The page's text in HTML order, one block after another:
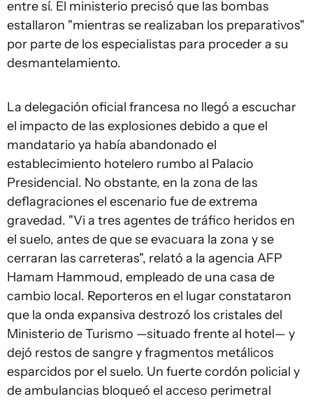
entre sí. El ministerio precisó que las bombas
estallaron "mientras se realizaban los preparativos"
por parte de los especialistas para proceder a su
desmantelamiento.
La delegación oficial francesa no llegó a escuchar
el impacto de las explosiones debido a que el
mandatario ya había abandonado el
establecimiento hotelero rumbo al Palacio
Presidencial. No obstante, en la zona de las
deflagraciones el escenario fue de extrema
gravedad. "Vi a tres agentes de tráfico heridos en
el suelo, antes de que se evacuara la zona y se
cerraran las carreteras", relató a la agencia AFP
Hamam Hammoud, empleado de una casa de
cambio local. Reporteros en el lugar constataron
que la onda expansiva destrozó los cristales del
Ministerio de Turismo —situado frente al hotel— y
dejó restos de sangre y fragmentos metálicos
esparcidos por el suelo. Un fuerte cordón policial y
de ambulancias bloqueó el acceso perimetral